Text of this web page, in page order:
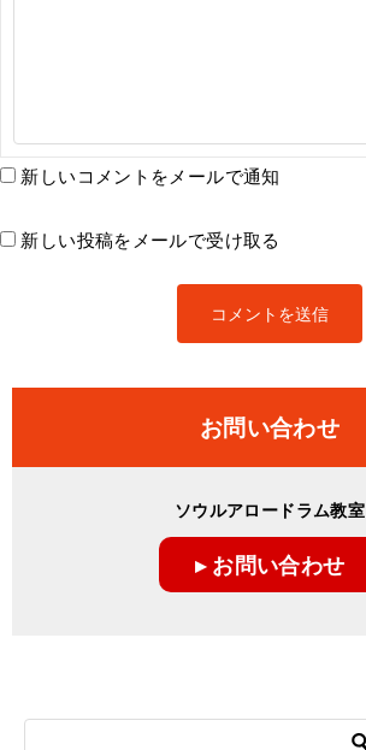
新しいコメントをメールで通知
新しい投稿をメールで受け取る
お問い合わせ
ソウルアロードラム教室
▸ お問い合わせ